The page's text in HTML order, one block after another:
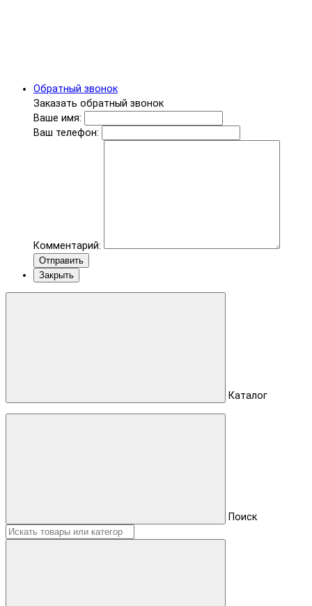
Обратный звонок
Заказать обратный звонок
Ваше имя:
Ваш телефон:
Комментарий:
Отправить
Закрыть
Каталог
Поиск